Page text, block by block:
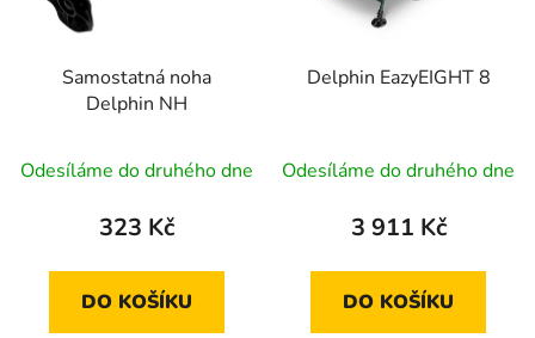
k
Samostatná noha
Delphin NH
Odesíláme do druhého dne
323 Kč
DO KOŠÍKU
Delphin EazyEIGHT 8
Odesíláme do druhého dne
3 911 Kč
DO KOŠÍKU